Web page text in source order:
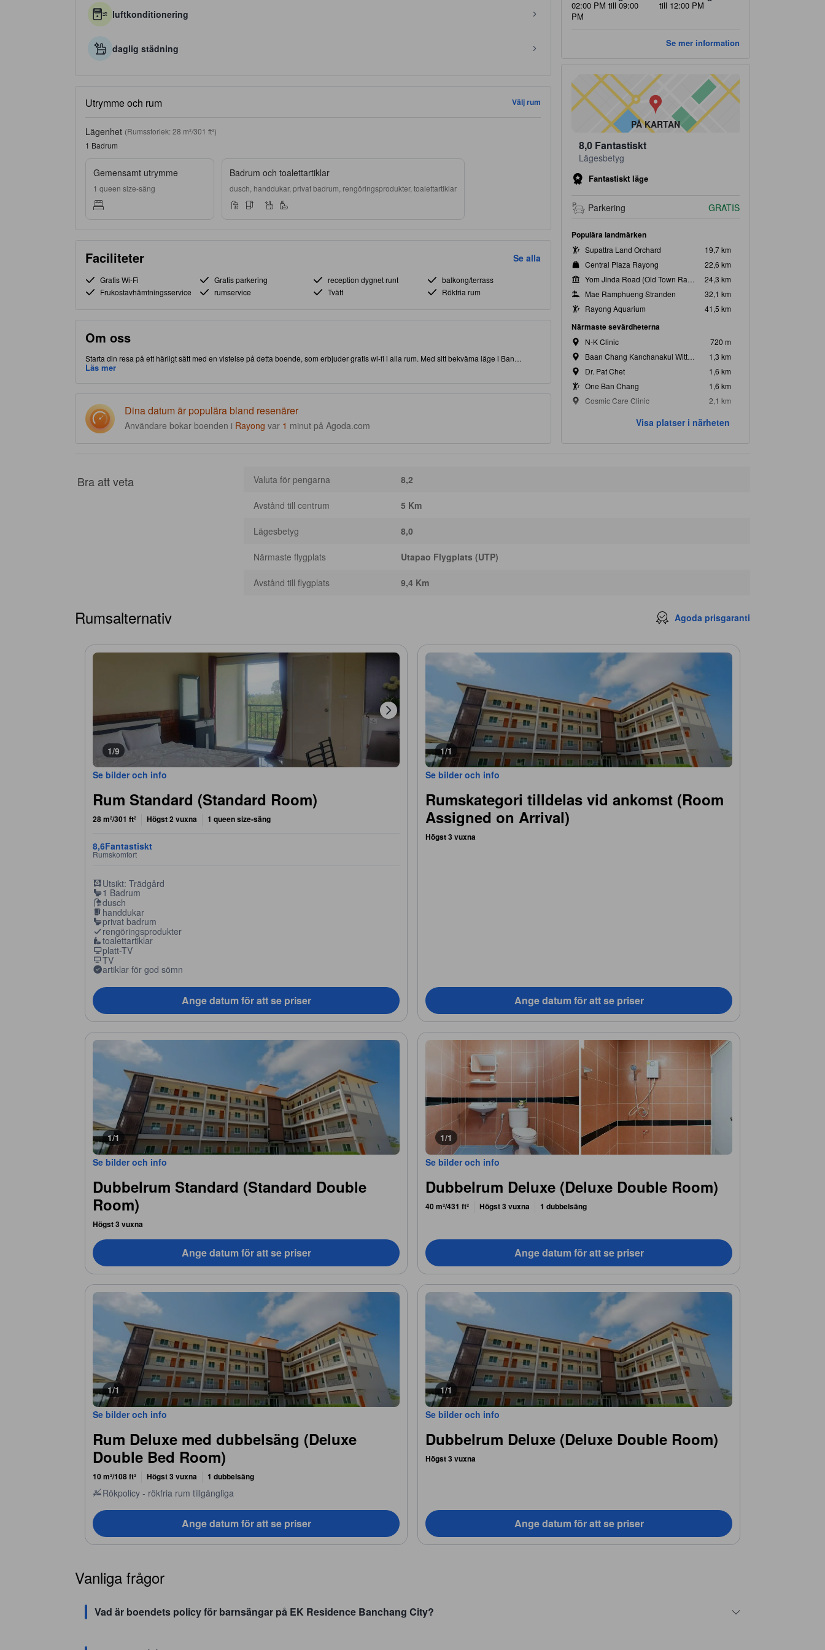
luftkonditionering
daglig städning
Utrymme och rum Välj rum
Lägenhet (Rumsstorlek: 28 m²/301 ft²)
1 Badrum
Gemensamt utrymme
1 queen size-säng
Badrum och toalettartiklar
dusch, handdukar, privat badrum, rengöringsprodukter, toalettartiklar
Faciliteter Se alla
Gratis Wi-Fi Gratis parkering reception dygnet runt
balkong/terrass
Frukostavhämtningsservice
rumservice Tvätt Rökfria rum
Om oss
Starta din resa på ett härligt sätt med en vistelse på detta boende, som erbjuder gratis wi-fi i alla rum. Med sitt bekväma läge i Ban
Chang-delen av Rayong, gör detta boende att du har nära till både attraktioner och intressanta matställen. Detta 3.0-stjärniga boende är
Läs mer
Dina datum är populära bland resenärer
Användare bokar boenden i Rayong var 1 minut på Agoda.com
02:00 PM till 09:00
PM
till 12:00 PM
Se mer information
PÅ KARTAN
8,0 Fantastiskt
Lägesbetyg
Fantastiskt läge
Parkering GRATIS
Populära landmärken
Supattra Land Orchard
19,7 km
Central Plaza Rayong
22,6 km
Yom Jinda Road (Old Town Rayong)
24,3 km
Mae Ramphueng Stranden
32,1 km
Rayong Aquarium
41,5 km
Närmaste sevärdheterna
N-K Clinic
720 m
Baan Chang Kanchanakul Wittaya Skola
1,3 km
Dr. Pat Chet
1,6 km
One Ban Chang
1,6 km
Cosmic Care Clinic
2,1 km
Visa platser i närheten
Bra att veta Valuta för pengarna 8,2
Avstånd till centrum 5 Km
Lägesbetyg 8,0
Närmaste flygplats Utapao Flygplats (UTP)
Avstånd till flygplats 9,4 Km
Rumsalternativ Agoda prisgaranti
1/9
Se bilder och info
Rum Standard (Standard Room)
28 m²/301 ft² Högst 2 vuxna 1 queen size-säng
8,6Fantastiskt
Rumskomfort
Utsikt: Trädgård
1 Badrum
dusch
handdukar
privat badrum
rengöringsprodukter
toalettartiklar
platt-TV
TV
artiklar för god sömn
Ange datum för att se priser
1/1
Se bilder och info
Rumskategori tilldelas vid ankomst (Room
Assigned on Arrival)
Högst 3 vuxna
Ange datum för att se priser
1/1
Se bilder och info
Dubbelrum Standard (Standard Double
Room)
Högst 3 vuxna
Ange datum för att se priser
1/1
Se bilder och info
Dubbelrum Deluxe (Deluxe Double Room)
40 m²/431 ft² Högst 3 vuxna 1 dubbelsäng
Ange datum för att se priser
1/1
Se bilder och info
Rum Deluxe med dubbelsäng (Deluxe
Double Bed Room)
10 m²/108 ft² Högst 3 vuxna 1 dubbelsäng
Rökpolicy - rökfria rum tillgängliga
Ange datum för att se priser
1/1
Se bilder och info
Dubbelrum Deluxe (Deluxe Double Room)
Högst 3 vuxna
Ange datum för att se priser
Vanliga frågor
Vad är boendets policy för barnsängar på EK Residence Banchang City?